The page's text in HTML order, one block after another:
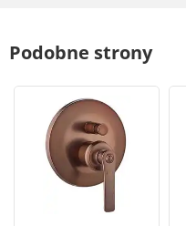
Podobne strony